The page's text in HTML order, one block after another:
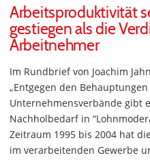
Arbeitsproduktivität
gestiegen als die
Arbeitnehmer
Im Rundbrief von Joachim
„Entgegen den
Unternehmensverbände gibt
Nachholbedarf in
Zeitraum 1995 bis 2004 hat
im verarbeitenden Gewerbe